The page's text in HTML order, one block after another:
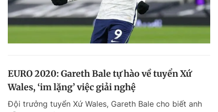
EURO 2020: Gareth Bale tự hào về tuyển Xứ
Wales, ‘im lặng’ việc giải nghệ
Đội trưởng tuyển Xứ Wales, Gareth Bale cho biết anh